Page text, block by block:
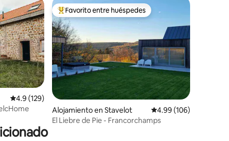
Calificación promedio: 4.9 de 5, 129 reseñas
4.9 (129)
Favorito entre huéspedes preferido
Favorito entre huéspedes
Alojamiento en Stavelot Calificación promedio:
4.99 (106)
El Liebre de Pie - Francorchamps